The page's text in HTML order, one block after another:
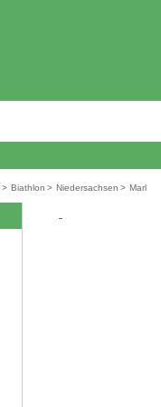
> Biathlon > Niedersachsen > Marl